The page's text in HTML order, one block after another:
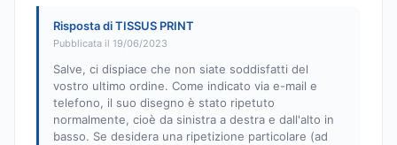
Risposta di TISSUS PRINT
Pubblicata il 19/06/2023
Salve, ci dispiace che non siate soddisfatti del
vostro ultimo ordine. Come indicato via e-mail e
telefono, il suo disegno è stato ripetuto
normalmente, cioè da sinistra a destra e dall'alto in
basso. Se desidera una ripetizione particolare (ad